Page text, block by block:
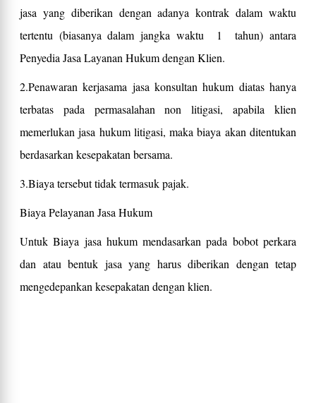
jasa yang diberikan dengan adanya kontrak dalam waktu
tertentu (biasanya dalam jangka waktu 1 tahun) antara
Penyedia Jasa Layanan Hukum dengan Klien.
2.Penawaran kerjasama jasa konsultan hukum diatas hanya
terbatas pada permasalahan non litigasi, apabila klien
memerlukan jasa hukum litigasi, maka biaya akan ditentukan
berdasarkan kesepakatan bersama.
3.Biaya tersebut tidak termasuk pajak.
Biaya Pelayanan Jasa Hukum
Untuk Biaya jasa hukum mendasarkan pada bobot perkara
dan atau bentuk jasa yang harus diberikan dengan tetap
mengedepankan kesepakatan dengan klien.